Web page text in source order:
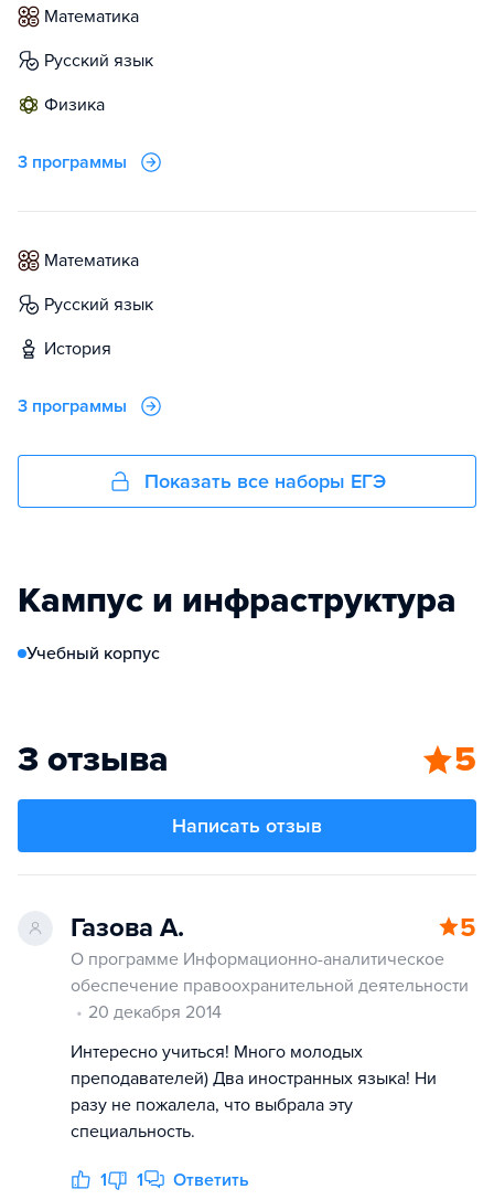
математика
русский язык
физика
3 программы
математика
русский язык
история
3 программы
Показать все наборы ЕГЭ
Кампус и инфраструктура
Учебный корпус
3 отзыва 5
Написать отзыв
Газова А. 5
О программе Информационно-аналитическое
обеспечение правоохранительной деятельности
20 декабря 2014
Интересно учиться! Много молодых
преподавателей) Два иностранных языка! Ни
разу не пожалела, что выбрала эту
специальность.
1 1 Ответить